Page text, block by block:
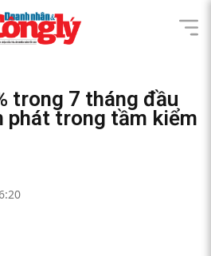
trong 7 tháng đầu
phát trong tầm kiểm